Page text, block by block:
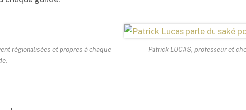
régionalisées et propres à chaque
Patrick LUCAS, professeur et